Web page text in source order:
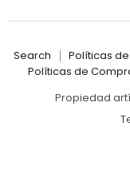
Search Políticas
Políticas de
Propiedad